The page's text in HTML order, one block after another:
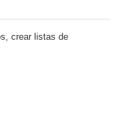
crear listas de